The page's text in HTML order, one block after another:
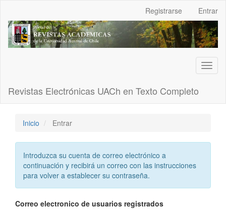
Contenido
principal
Barra
Registrarse Entrar
Revistas Electrónicas UACh en Texto Completo
Inicio Entrar
Introduzca su cuenta de correo electrónico a
continuación y recibirá un correo con las instrucciones
para volver a establecer su contraseña.
Correo electronico de usuarios registrados